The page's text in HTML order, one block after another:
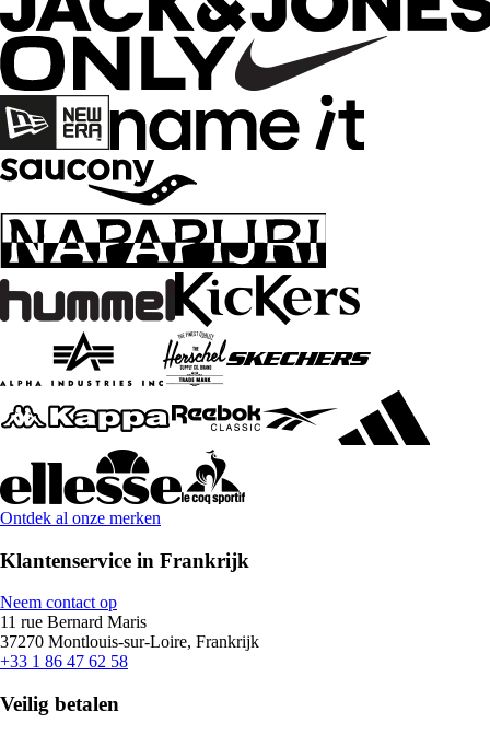
Ontdek al onze merken
Klantenservice in Frankrijk
Neem contact op
11 rue Bernard Maris
37270 Montlouis-sur-Loire, Frankrijk
+33 1 86 47 62 58
Veilig betalen